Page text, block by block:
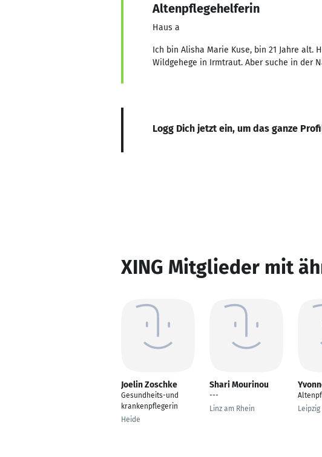
Altenpflegehelferin
Haus a
Ich bin Alisha Marie Kuse, bin 21 Jahre
Wildgehege in Irmtraut. Aber suche in der
Logg Dich jetzt ein, um das ganze
XING Mitglieder mit
Joelin Zoschke
Gesundheits-und
krankenpflegerin
Heide
Shari Mourinou
---
Linz am Rhein
Leipzig